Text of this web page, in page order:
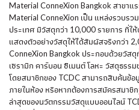
Material ConneXion Bangkok สาขาแ
Material ConneXion เป็น แหล่งรวบร
ประเทศ มีวัสดุกว่า 10,000 รายการ ที่ใ
แสดงตัวอย่างวัสดุให้ได้สัมผัสจริงกว่า
ConneXion Bangkok ประกอบด้วยวัส
เซรามิก คาร์บอน ซีเมนต์ โลหะ วัสดุธร
โดยสมาชิกของ TCDC สามารถสืบค้นข้อ
ภายในห้อง หรือหากต้องการสมัครสมาชิ
ล่าสุดของนวัตกรรมวัสดุแบบออนไลน์